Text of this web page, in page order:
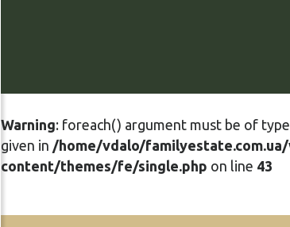
Warning: foreach() argument must be of
given in /home/vdalo/
content/themes/fe/single.php on line 43